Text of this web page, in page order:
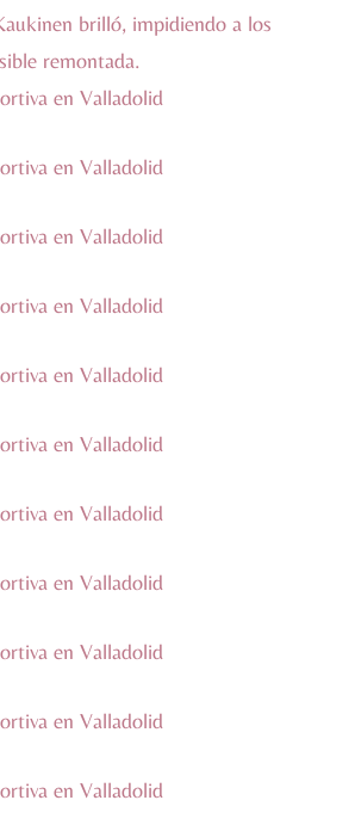
brilló, impidiendo a los
remontada.